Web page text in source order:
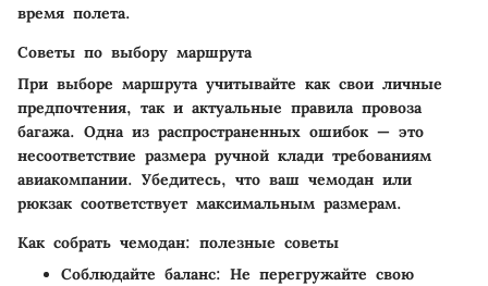
время полета.
Советы по выбору маршрута
При выборе маршрута учитывайте как свои личные
предпочтения, так и актуальные правила провоза
багажа. Одна из распространенных ошибок — это
несоответствие размера ручной клади требованиям
авиакомпании. Убедитесь, что ваш чемодан или
рюкзак соответствует максимальным размерам.
Как собрать чемодан: полезные советы
Соблюдайте баланс: Не перегружайте свою